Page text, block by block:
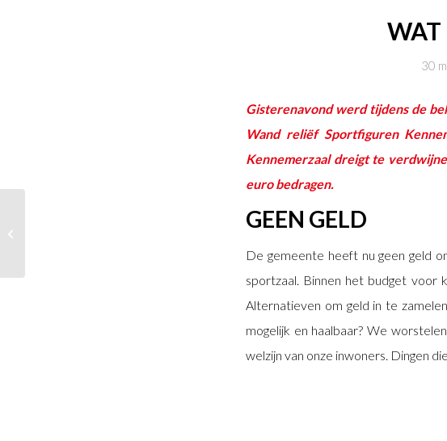
WAT
30
Gisterenavond werd tijdens de
Wand reliëf Sportfiguren
Kennemerzaal dreigt te
euro bedragen.
GEEN GELD
De gemeente heeft nu geen geld
sportzaal. Binnen het budget voor
Alternatieven om geld in te
mogelijk en haalbaar? We
welzijn van onze inwoners. Dingen